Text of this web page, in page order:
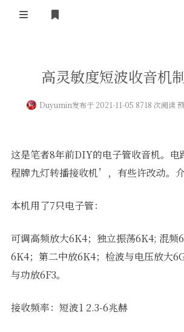
黄河事务
内部信息
黄河使命
无线新闻
活动竞赛
行业新闻
BA4II
HAM技巧
器材专区
编号查询
高灵敏度短波收音机
Duyumin发布于 2021-11-05 8718 次阅读
这是笔者8年前DIY的电子管收音机。
程牌九灯转播接收机’，有些许改动。介
本机用了7只电子管：
可调高频放大6K4；独立振荡6K4; 混频
6K4；第二中放6K4；检波与电压放大
与功放6F3。
接收频率：短波1 2.3-6兆赫